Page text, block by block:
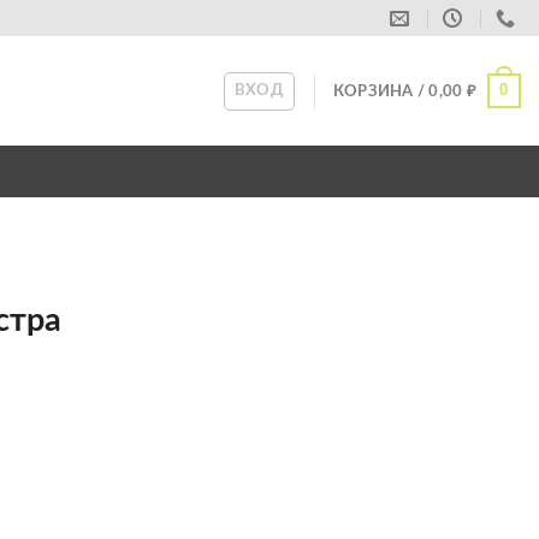
ВХОД КОРЗИНА /0,00 ₽ 0